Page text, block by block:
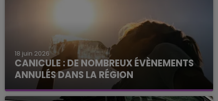
18 juin 2026
CANICULE : DE NOMBREUX ÉVÈNEMENTS
ANNULÉS DANS LA RÉGION